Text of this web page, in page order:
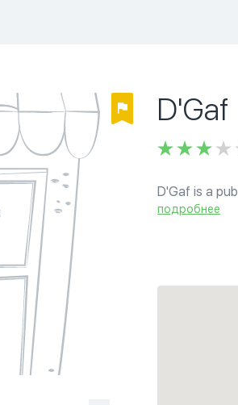
D'Gaf
D'Gaf is a
urban arts,
подробнее